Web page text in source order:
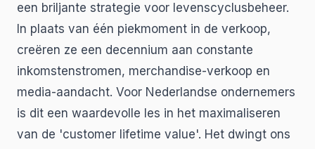
een briljante strategie voor levenscyclusbeheer.
In plaats van één piekmoment in de verkoop,
creëren ze een decennium aan constante
inkomstenstromen, merchandise-verkoop en
media-aandacht. Voor Nederlandse ondernemers
is dit een waardevolle les in het maximaliseren
van de 'customer lifetime value'. Het dwingt ons